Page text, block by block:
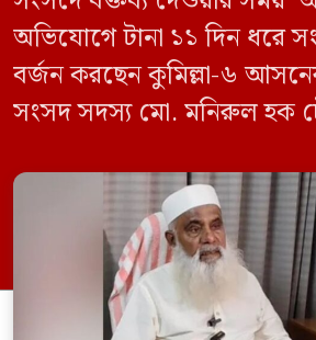
অভিযোগে টানা ১১ দিন ধরে
বর্জন করছেন কুমিল্লা-৬
সংসদ সদস্য মো. মনিরুল হক
রুলিং ও সিদ্ধান্তের প্রতিবাদে
পর্যন্ত তিনি সংসদে যাননি।
বলেন, ‘আমাকে সংসদে
স্পিকার ফোন […]